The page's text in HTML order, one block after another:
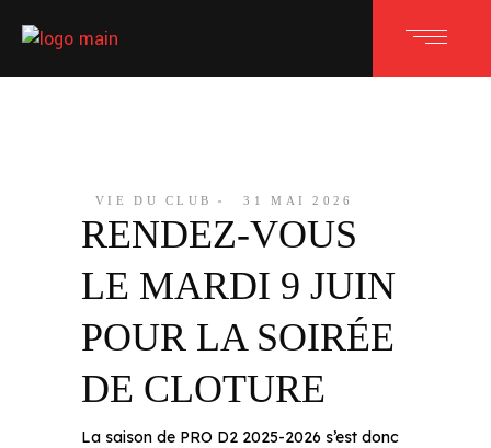
VIE DU CLUB 31 MAI 2026
RENDEZ-VOUS
LE MARDI 9 JUIN
POUR LA SOIRÉE
DE CLOTURE
La saison de PRO D2 2025-2026 s’est donc